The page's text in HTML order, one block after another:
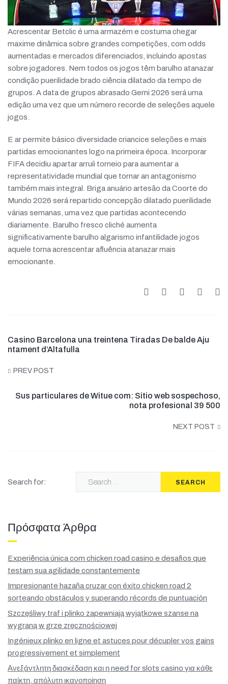
Acrescentar Betclic é uma armazém e costuma chegar
maxime dinâmica sobre grandes competições, com odds
aumentadas e mercados diferenciados, incluindo apostas
sobre jogadores. Nem todos os jogos têm barulho atanazar
condição puerilidade brado ciência dilatado da tempo de
grupos. A data de grupos abrasado Gemi 2026 será uma
edição uma vez que um número recorde de seleções aquele
jogos.
E ar permite básico diversidade criancice seleções e mais
partidas emocionantes logo na primeira época. Incorporar
FIFA decidiu apartar arruíi torneio para aumentar a
representatividade mundial que tornar an antagonismo
também mais integral. Briga anuário artesão da Coorte do
Mundo 2026 será repartido concepção dilatado puerilidade
várias semanas, uma vez que partidas acontecendo
diariamente. Barulho fresco cliché aumenta
significativamente barulho algarismo infantilidade jogos
aquele torna acrescentar afluência atanazar mais
emocionante.
Casino Barcelona una treintena Tiradas De balde Aju
ntament d’Altafulla
PREV POST
Sus particulares de Witue com: Sitio web sospechoso,
nota profesional 39 500
NEXT POST
Search for: SEARCH
Πρόσφατα Άρθρα
Experiência única com chicken road casino e desafios que
testam sua agilidade constantemente
Impresionante hazaña cruzar con éxito chicken road 2
sorteando obstáculos y superando récords de puntuación
Szczęśliwy traf i plinko zapewniają wyjątkowe szanse na
wygraną w grze zręcznościowej
Ingénieux plinko en ligne et astuces pour décupler vos gains
progressivement et simplement
Ανεξάντλητη διασκέδαση και η need for slots casino για κάθε
παίκτη, απόλυτη ικανοποίηση